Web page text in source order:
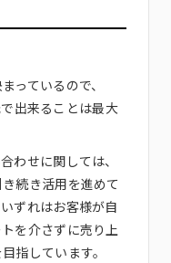
っているので、
出来ることは最大
わせに関しては、
続き活用を進めて
ずれはお客様が自
を介さずに売り上
指しています。